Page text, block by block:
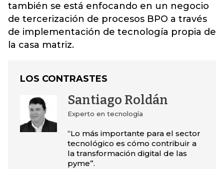
también se está enfocando en un negocio
de tercerización de procesos BPO a través
de implementación de tecnología propia de
la casa matriz.
LOS CONTRASTES
Santiago Roldán
Experto en tecnología
“Lo más importante para el sector
tecnológico es cómo contribuir a
la transformación digital de las
pyme”.